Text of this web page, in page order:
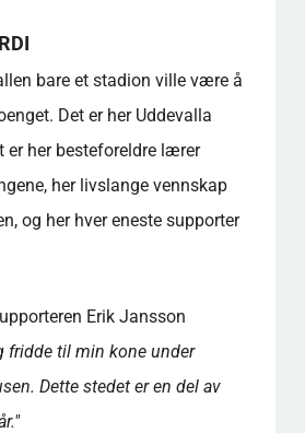
bare et stadion ville være å
Det er her Uddevalla
er her besteforeldre lærer
her livslange vennskap
og her hver eneste supporter
Erik Jansson
fridde til min kone under
Dette stedet er en del av